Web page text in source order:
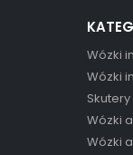
Wózki
Wózki
Wózki
Wózki